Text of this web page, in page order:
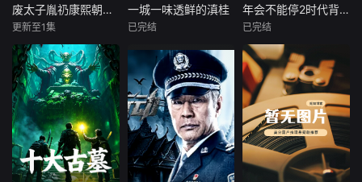
起看生活万岁！
是如何发生的？这
部纪录片利用最新
化石证据
击证人”后，所遭遇
的种种出其不意的
折惊奇，反转不
断，是2018年度IM
Db评分最高的印度
影片。
废太子胤礽康熙朝的囚徒
一场长达四十年的
“权力PUA”与一个
灵魂的扭曲与崩
溃。
废太子胤礽康熙朝的囚徒
更新至1集
一城一味透鲜的滇桂
本季节目以“六城寻
鲜之旅”为主线，摒
弃走马观花式的探
店介绍，深度聚焦
“家乡鲜味”，着力
挖掘滇桂美食背后
的乡土情怀与人文
匠心。节目从食
一城一味透鲜的滇桂
已完结
年会不能停2时代背景解读
节目以《年会不能
停2！》的职场故
事为切口，聚焦升
职、绩效、规则、
人际协作与劳动回
报五大议题，用轻
松幽默的表达拆解
大公司内部的权力
年会不能停2时代背景解读
已完结